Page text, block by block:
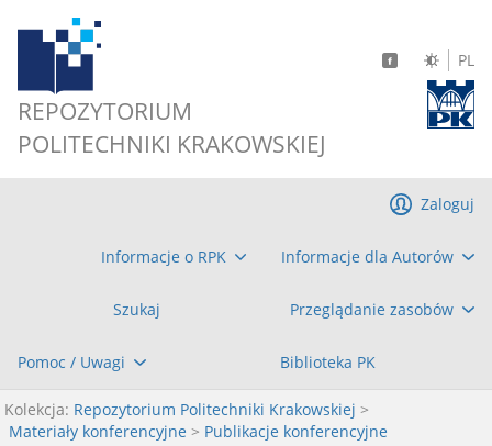
REPOZYTORIUM
POLITECHNIKI KRAKOWSKIEJ
PL
Informacje o RPK Informacje dla Autorów
Szukaj Przeglądanie zasobów
Pomoc / Uwagi Biblioteka PK
Zaloguj
Kolekcja: Repozytorium Politechniki Krakowskiej >
Materiały konferencyjne > Publikacje konferencyjne